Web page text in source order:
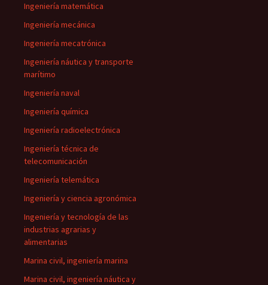
Ingeniería matemática
Ingeniería mecánica
Ingeniería mecatrónica
Ingeniería náutica y transporte
marítimo
Ingeniería naval
Ingeniería química
Ingeniería radioelectrónica
Ingeniería técnica de
telecomunicación
Ingeniería telemática
Ingeniería y ciencia agronómica
Ingeniería y tecnología de las
industrias agrarias y
alimentarias
Marina civil, ingeniería marina
Marina civil, ingeniería náutica y